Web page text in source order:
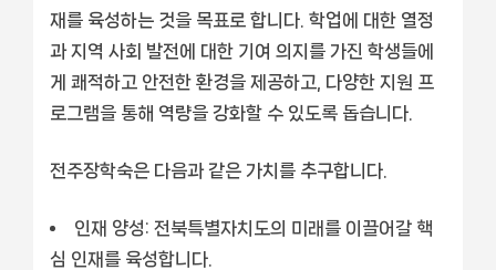
재를 육성하는 것을 목표로 합니다. 학업에 대한 열정
과 지역 사회 발전에 대한 기여 의지를 가진 학생들에
게 쾌적하고 안전한 환경을 제공하고, 다양한 지원 프
로그램을 통해 역량을 강화할 수 있도록 돕습니다.
전주장학숙은 다음과 같은 가치를 추구합니다.
인재 양성: 전북특별자치도의 미래를 이끌어갈 핵
심 인재를 육성합니다.